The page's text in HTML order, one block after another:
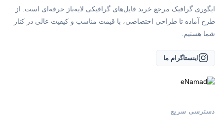
ایگوری گرافیک مرجع خرید فایل‌های گرافیکی لایه‌باز حرفه‌ای است. از
طرح آماده تا طراحی اختصاصی، با قیمت مناسب و کیفیت عالی در کنار
شما هستیم.
اینستاگرام ما
دسترسی سریع